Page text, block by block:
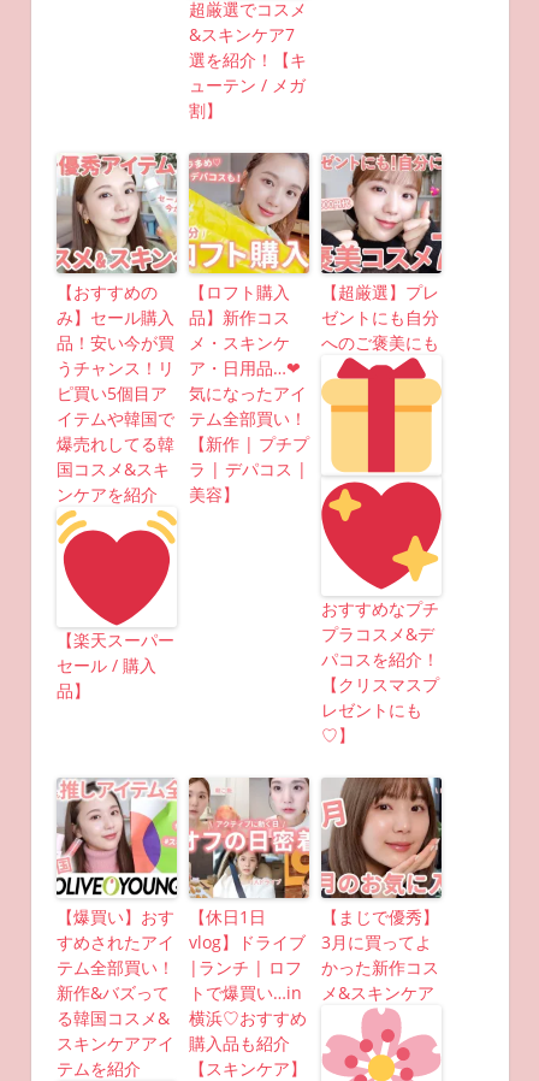
超厳選でコスメ
&スキンケア7
選を紹介！【キ
ューテン / メガ
割】
【おすすめの
み】セール購入
品！安い今が買
うチャンス！リ
ピ買い5個目ア
イテムや韓国で
爆売れしてる韓
国コスメ&スキ
ンケアを紹介
【楽天スーパー
セール / 購入
品】
【ロフト購入
品】新作コス
メ・スキンケ
ア・日用品…❤︎
気になったアイ
テム全部買い！
【新作 | プチプ
ラ | デパコス |
美容】
【超厳選】プレ
ゼントにも自分
へのご褒美にも
おすすめなプチ
プラコスメ&デ
パコスを紹介！
【クリスマスプ
レゼントにも
♡】
【爆買い】おす
すめされたアイ
テム全部買い！
新作&バズって
る韓国コスメ&
スキンケアアイ
テムを紹介
【休日1日
vlog】ドライブ
|ランチ | ロフ
トで爆買い…in
横浜♡おすすめ
購入品も紹介
【スキンケア】
【まじで優秀】
3月に買ってよ
かった新作コス
メ&スキンケア